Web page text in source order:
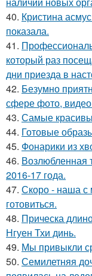
40. Кристина
показала.
41.
который раз
дни приезда в
42. Безумно
сфере фото,
43. Самые
44. Готовые
45. Фонарики из
46. Возлюбленная
2016-17 года.
47. Скоро - наша
готовиться.
48. Прическа
Нгуен Тхи динь.
49. Мы привыкли
50. Семилетняя